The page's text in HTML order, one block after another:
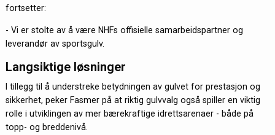
fortsetter:
- Vi er stolte av å være NHFs offisielle samarbeidspartner og
leverandør av sportsgulv.
Langsiktige løsninger
I tillegg til å understreke betydningen av gulvet for prestasjon og
sikkerhet, peker Fasmer på at riktig gulvvalg også spiller en viktig
rolle i utviklingen av mer bærekraftige idrettsarenaer - både på
topp- og breddenivå.